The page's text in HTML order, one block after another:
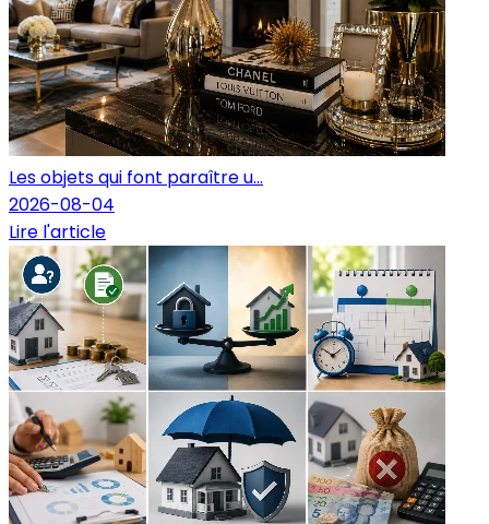
Les objets qui font paraître u...
2026-08-04
Lire l'article